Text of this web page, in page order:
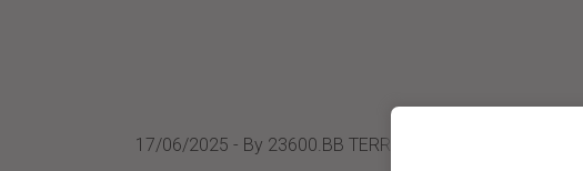
17/06/2025 By 23600.BB TERRA DOTRANTO VACANZE 2